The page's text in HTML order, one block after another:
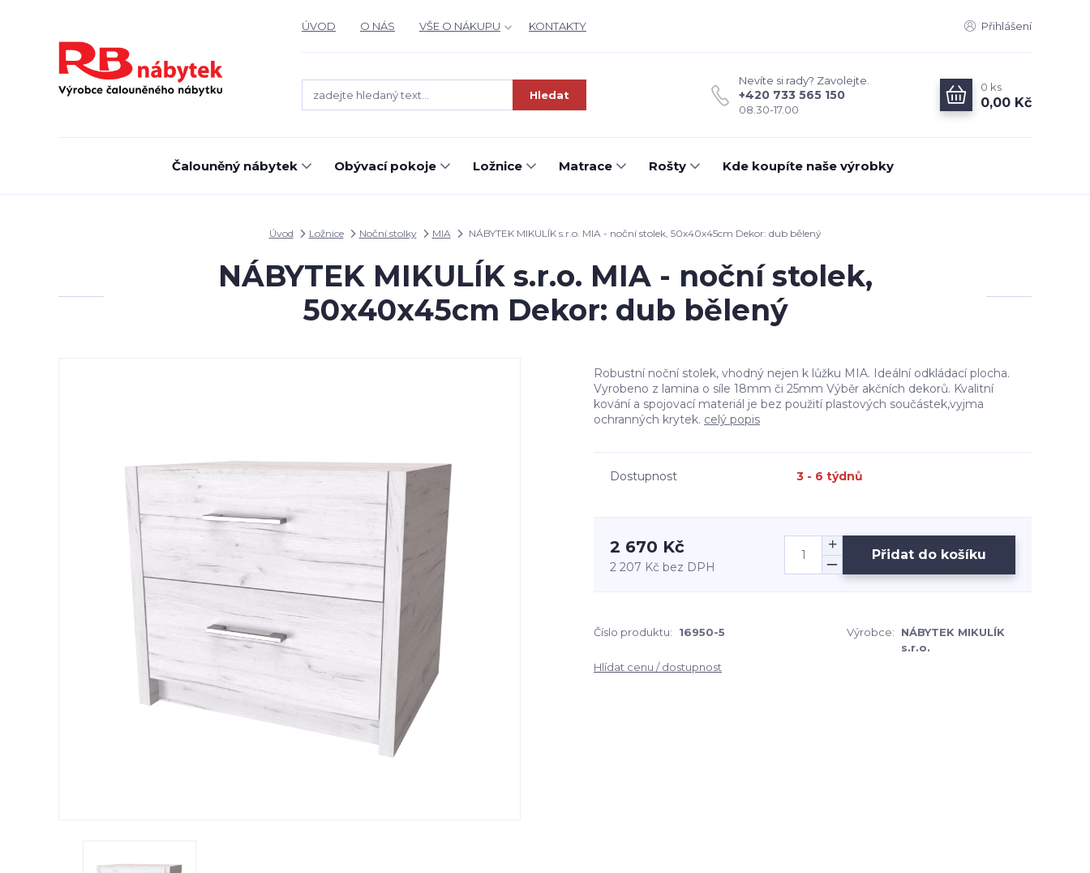
ÚVOD O NÁS VŠE O NÁKUPU KONTAKTY Přihlášení
Hledat
Nevíte si rady? Zavolejte.
+420 733 565 150
08.30-17.00
0 ks
0,00 Kč
Čalouněný nábytek Obývací pokoje Ložnice Matrace Rošty Kde koupíte naše výrobky
Úvod Ložnice Noční stolky MIA NÁBYTEK MIKULÍK s.r.o. MIA - noční stolek, 50x40x45cm Dekor: dub bělený
NÁBYTEK MIKULÍK s.r.o. MIA - noční stolek,
50x40x45cm Dekor: dub bělený
Robustní noční stolek, vhodný nejen k lůžku MIA. Ideální odkládací plocha.
Vyrobeno z lamina o síle 18mm či 25mm Výběr akčních dekorů. Kvalitní
kování a spojovací materiál je bez použití plastových součástek,vyjma
ochranných krytek. celý popis
Dostupnost 3 - 6 týdnů
2 670 Kč
2 207 Kč bez DPH
Přidat do košíku
Číslo produktu: 16950-5 Výrobce:
NÁBYTEK MIKULÍK
s.r.o.
Hlídat cenu / dostupnost